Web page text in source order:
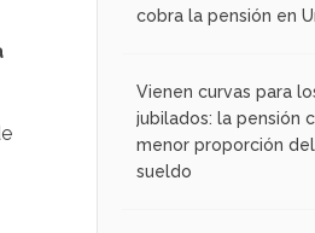
cobra la pensión en
Vienen curvas para
jubilados: la pensión
menor proporción
sueldo